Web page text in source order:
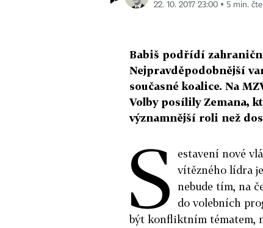
22. 10. 2017 23:00 ▪ 5 min.
Babiš podřídí
Nejpravděpodobnější
současné koalice. Na
Volby posílily Zemana,
významnější roli než
S
estavení nové
vítězného lídra
nebude tím, na
do volebních
být konfliktním tématem,